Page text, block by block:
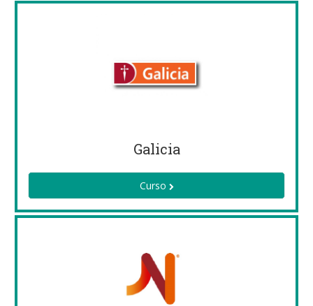
Galicia
Curso